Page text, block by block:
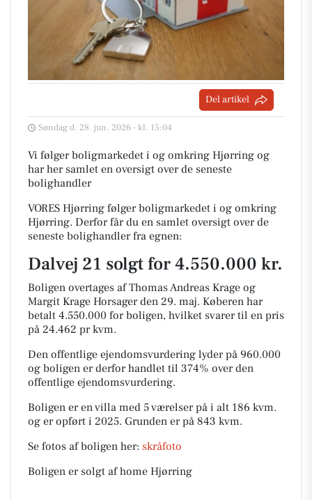
Del artikel
Søndag d. 28. jun. 2026 - kl. 15:04
Vi følger boligmarkedet i og omkring Hjørring og
har her samlet en oversigt over de seneste
bolighandler
VORES Hjørring følger boligmarkedet i og omkring
Hjørring. Derfor får du en samlet oversigt over de
seneste bolighandler fra egnen:
Dalvej 21 solgt for 4.550.000 kr.
Boligen overtages af Thomas Andreas Krage og
Margit Krage Horsager den 29. maj. Køberen har
betalt 4.550.000 for boligen, hvilket svarer til en pris
på 24.462 pr kvm.
Den offentlige ejendomsvurdering lyder på 960.000
og boligen er derfor handlet til 374% over den
offentlige ejendomsvurdering.
Boligen er en villa med 5 værelser på i alt 186 kvm.
og er opført i 2025. Grunden er på 843 kvm.
Se fotos af boligen her: skråfoto
Boligen er solgt af home Hjørring